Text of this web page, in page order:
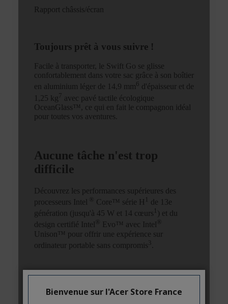
Bienvenue sur l'Acer Store France